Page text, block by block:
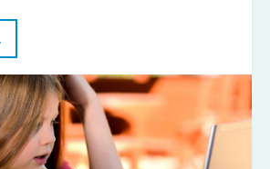
ist
–
Kinder
der
Zeisigwaldfüchse
gestalten